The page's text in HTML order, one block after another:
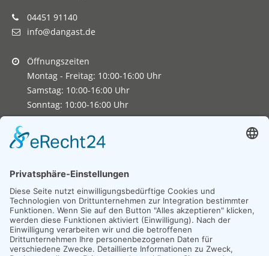
04451 91140
info@dangast.de
Öffnungszeiten
Montag - Freitag: 10:00-16:00 Uhr
Samstag: 10:00-16:00 Uhr
Sonntag: 10:00-16:00 Uhr
Impressum
Datenschutz
Unexpected Application Error!
crypto.randomUUID is not a function
TypeError: crypto.randomUUID is not a function